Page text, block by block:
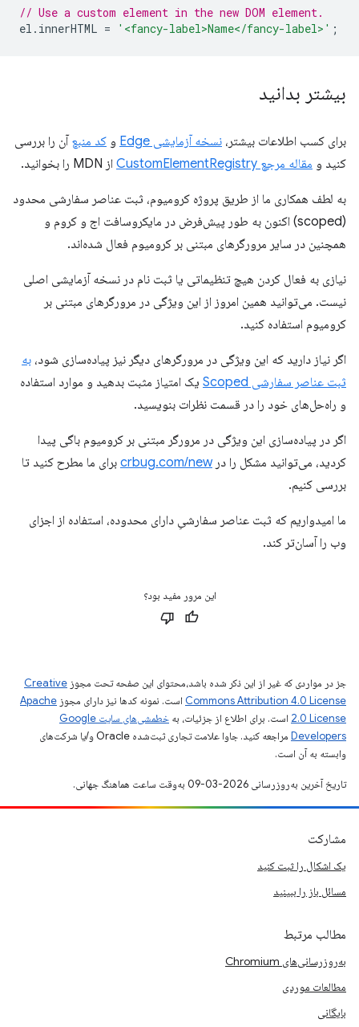
// Use a custom element in the new DOM element.
el . innerHTML = '<fancy-label>Name</fancy-label>' ;
بیشتر بدانید
برای کسب اطلاعات بیشتر، نسخه آزمایشی Edge و کد منبع آن را بررسی
کنید و مقاله مرجع CustomElementRegistry از MDN را بخوانید.
به لطف همکاری ما از طریق پروژه کرومیوم، ثبت عناصر سفارشی محدود
(scoped) اکنون به طور پیش‌فرض در مایکروسافت اج و کروم و
همچنین در سایر مرورگرهای مبتنی بر کرومیوم فعال شده‌اند.
نیازی به فعال کردن هیچ تنظیماتی یا ثبت نام در نسخه آزمایشی اصلی
نیست. می‌توانید همین امروز از این ویژگی در مرورگرهای مبتنی بر
کرومیوم استفاده کنید.
اگر نیاز دارید که این ویژگی در مرورگرهای دیگر نیز پیاده‌سازی شود، به
ثبت عناصر سفارشی Scoped
یک امتیاز مثبت بدهید و موارد استفاده
و راه‌حل‌های خود را در قسمت نظرات بنویسید.
اگر در پیاده‌سازی این ویژگی در مرورگر مبتنی بر کرومیوم باگی پیدا
کردید، می‌توانید مشکل را درcrbug.com/new برای ما مطرح کنید تا
بررسی کنیم.
ما امیدواریم که ثبت عناصر سفارشیِ دارای محدوده، استفاده از اجزای
وب را آسان‌تر کند.
این مرور مفید بود؟
جز در مواردی که غیر از این ذکر شده باشد،‌محتوای این صفحه تحت مجوز Creative
Commons Attribution 4.0 License است. نمونه کدها نیز دارای مجوز Apache
2.0 License است. برای اطلاع از جزئیات، به
خطمشی‌های سایت Google
Developers‏
مراجعه کنید. جاوا علامت تجاری ثبت‌شده Oracle و/یا شرکت‌های
وابسته به آن است.
تاریخ آخرین به‌روزرسانی 2026-03-09 به‌وقت ساعت هماهنگ جهانی.
مشارکت
یک اشکال را ثبت کنید
مسائل باز را ببینید
مطالب مرتبط
به‌روزرسانی‌های Chromium
مطالعات موردی
بایگانی